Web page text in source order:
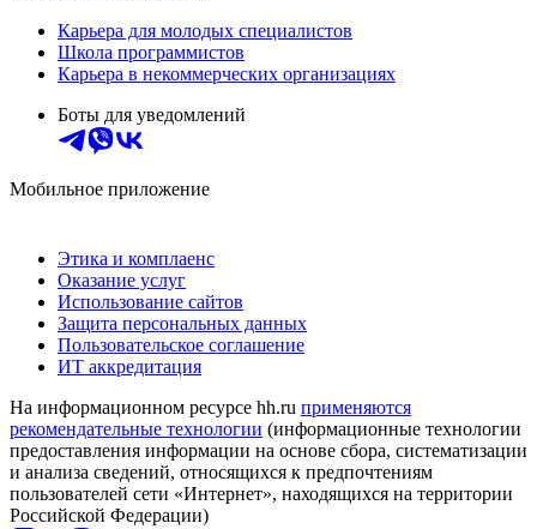
Карьера для молодых специалистов
Школа программистов
Карьера в некоммерческих организациях
Боты для уведомлений
Мобильное приложение
Этика и комплаенс
Оказание услуг
Использование сайтов
Защита персональных данных
Пользовательское соглашение
ИТ аккредитация
На информационном ресурсе hh.ru применяются
рекомендательные технологии (информационные технологии
предоставления информации на основе сбора, систематизации
и анализа сведений, относящихся к предпочтениям
пользователей сети «Интернет», находящихся на территории
Российской Федерации)